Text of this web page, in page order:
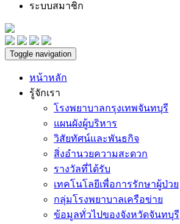
ระบบสมาชิก
Toggle navigation
หน้าหลัก
รู้จักเรา
โรงพยาบาลกรุงเทพจันทบุรี
แผนผังผู้บริหาร
วิสัยทัศน์และพันธกิจ
สิ่งอำนวยความสะดวก
รางวัลที่ได้รับ
เทคโนโลยีเพื่อการรักษาผู้ป่วย
กลุ่มโรงพยาบาลเครือข่าย
ข้อมูลทั่วไปของจังหวัดจันทบุรี